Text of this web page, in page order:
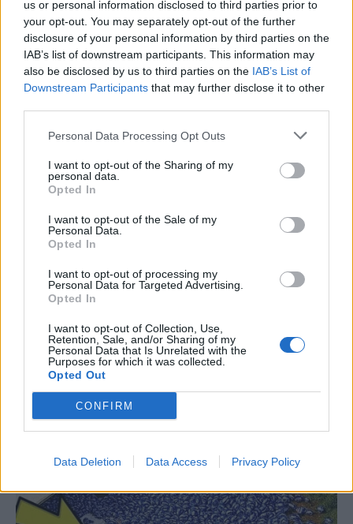
us or personal information disclosed to third parties prior to
your opt-out. You may separately opt-out of the further
disclosure of your personal information by third parties on the
IAB’s list of downstream participants. This information may
also be disclosed by us to third parties on the IAB’s List of
Downstream Participants that may further disclose it to other
Personal Data Processing Opt Outs
I want to opt-out of the Sharing of my
personal data.
Opted In
I want to opt-out of the Sale of my
Personal Data.
Opted In
I want to opt-out of processing my
Personal Data for Targeted Advertising.
Opted In
I want to opt-out of Collection, Use,
Retention, Sale, and/or Sharing of my
Personal Data that Is Unrelated with the
Purposes for which it was collected.
Opted Out
CONFIRM
Data Deletion Data Access Privacy Policy